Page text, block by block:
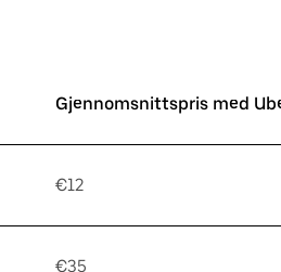
Gjennomsnittspris med
€12
€35